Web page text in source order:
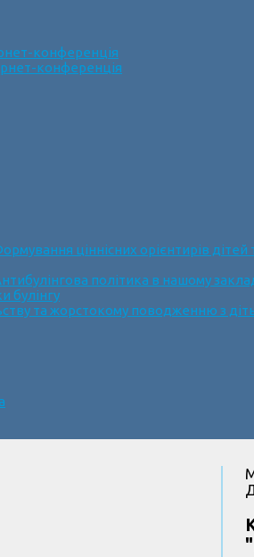
конференція
конференція
ціннісних орієнтирів дітей
політика в нашому
булінгу
та жорстокому поводженню з